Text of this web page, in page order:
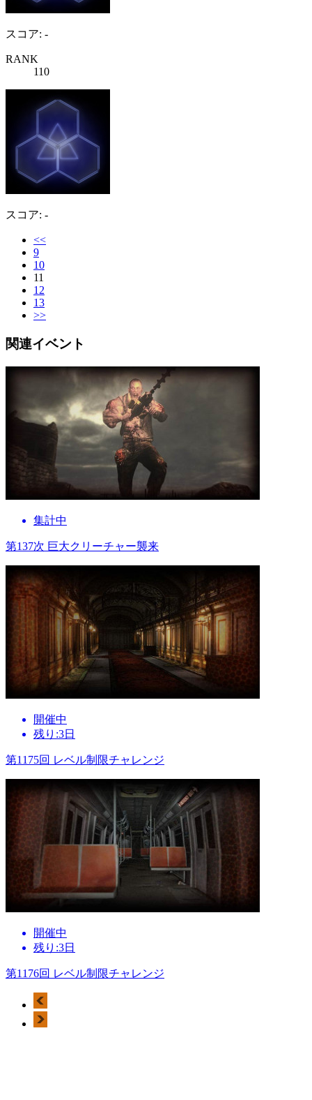
スコア: -
RANK
110
スコア: -
<<
9
10
11
12
13
>>
関連イベント
集計中
第137次 巨大クリーチャー襲来
開催中
残り:3日
第1175回 レベル制限チャレンジ
開催中
残り:3日
第1176回 レベル制限チャレンジ